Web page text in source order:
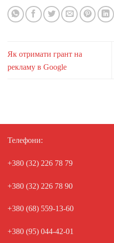
Як отримати грант на
рекламу в Google
Телефони:
+380 (32) 226 78 79
+380 (32) 226 78 90
+380 (68) 559-13-60
+380 (95) 044-42-01